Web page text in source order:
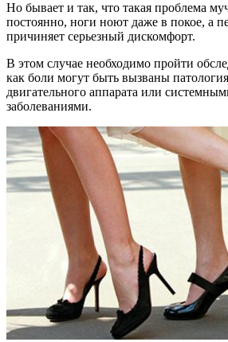
Но бывает и так, что такая проблема
постоянно, ноги ноют даже в покое, а
причиняет серьезный дискомфорт.
В этом случае необходимо пройти
как боли могут быть вызваны
двигательного аппарата или
заболеваниями.